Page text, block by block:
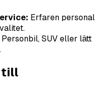
Erfaren personal
Personbil, SUV eller lätt
till